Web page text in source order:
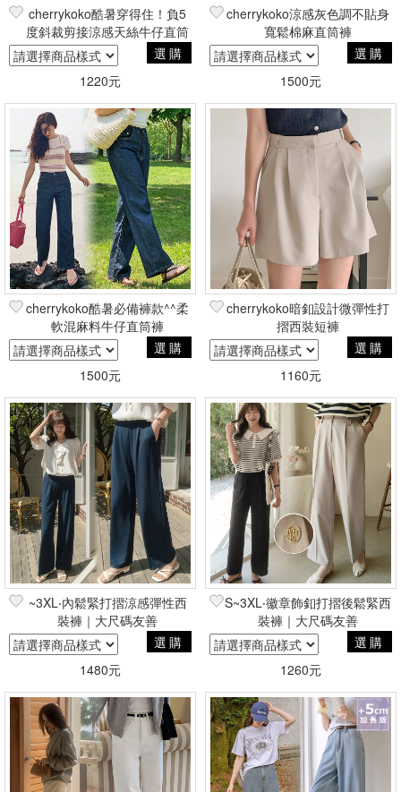
cherrykoko酷暑穿得住！負5
度斜裁剪接涼感天絲牛仔直筒
寬褲
選購
1220元
cherrykoko涼感灰色調不貼身
寬鬆棉麻直筒褲
選購
1500元
cherrykoko酷暑必備褲款^^柔
軟混麻料牛仔直筒褲
選購
1500元
cherrykoko暗釦設計微彈性打
摺西裝短褲
選購
1160元
~3XL‧內鬆緊打摺涼感彈性西
裝褲｜大尺碼友善
選購
1480元
S~3XL‧徽章飾釦打摺後鬆緊西
裝褲｜大尺碼友善
選購
1260元